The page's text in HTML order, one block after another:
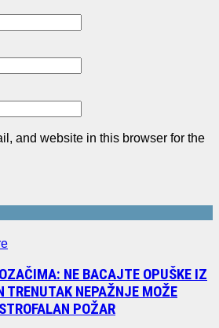
and website in this browser for the
NE BACAJTE OPUŠKE IZ
TRENUTAK NEPAŽNJE MOŽE
POŽAR